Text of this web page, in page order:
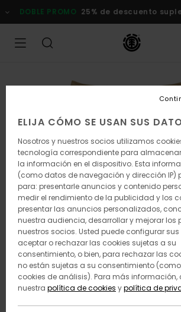
la
DOBLE PROMO 25% de descuento
ELIJA CÓMO SE USAN SUS
Nosotros y nuestros socios utilizamos
tecnología correspondiente para
la información en el dispositivo. Esta
(como datos de navegación y dirección IP)
para: presentarle anuncios y contenido
medir el rendimiento de la publicidad y los
presentar las anuncios personalizados,
nuestra audiencia, desarrollar y mejorar los
nuestros socios. Usted puede configurar
aceptar o rechazar las cookies sujetas a su
consentimiento, o bien, para rechazar las
no están sujetas a su consentimiento
cookies de análisis). Para más información,
nuestra política de cookies ypolítica de